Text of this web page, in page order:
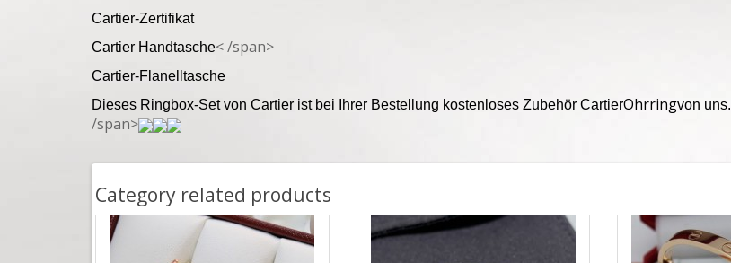
Cartier-Zertifikat
Cartier Handtasche< /span>
Cartier-Flanelltasche
Dieses Ringbox-Set von Cartier ist bei Ihrer Bestellung kostenloses Zubehör CartierOhrringvon uns.
/span>
Category related products